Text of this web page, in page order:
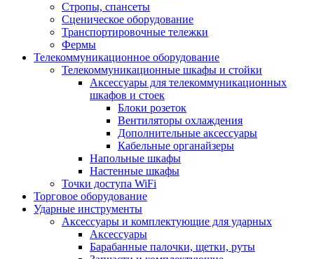
Стропы, спансеты
Сценическое оборудование
Транспортировочные тележки
Фермы
Телекоммуникационное оборудование
Телекоммуникационные шкафы и стойки
Аксессуары для телекоммуникационных
шкафов и стоек
Блоки розеток
Вентиляторы охлаждения
Дополнительные аксессуары
Кабельные органайзеры
Напольные шкафы
Настенные шкафы
Точки доступа WiFi
Торговое оборудование
Ударные инструменты
Аксессуары и комплектующие для ударных
Аксессуары
Барабанные палочки, щетки, руты